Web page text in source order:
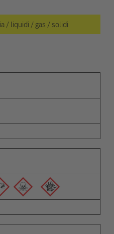
/ liquidi / gas / solidi